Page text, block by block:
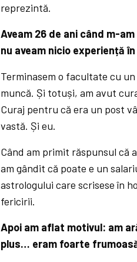
reprezintă.
Aveam 26 de ani când m-
nu aveam nicio experiență
Terminasem o facultate cu
muncă. Și totuși, am avut
Curaj pentru că era un post
vastă. Și eu.
Când am primit răspunsul
am gândit că poate e un
astrologului care scrisese în
fericirii.
Apoi am aflat motivul: am
plus… eram foarte